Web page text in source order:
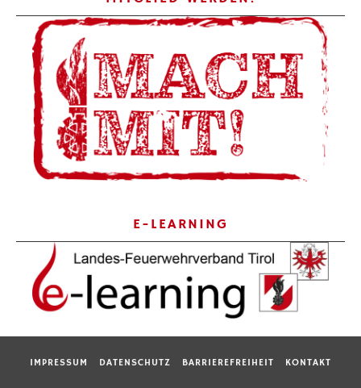
E-LEARNING
IMPRESSUM DATENSCHUTZ BARRIEREFREIHEIT KONTAKT